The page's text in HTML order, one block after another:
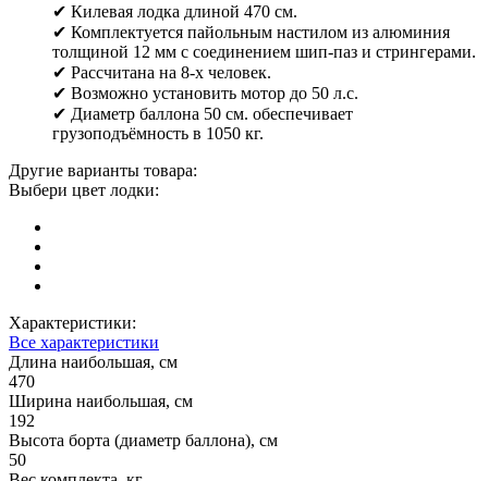
✔ Килевая лодка длиной 470 см.
✔ Комплектуется пайольным настилом из алюминия
толщиной 12 мм с соединением шип-паз и стрингерами.
✔ Рассчитана на 8-х человек.
✔ Возможно установить мотор до 50 л.с.
✔ Диаметр баллона 50 см. обеспечивает
грузоподъёмность в 1050 кг.
Другие варианты товара:
Выбери цвет лодки:
Характеристики:
Все характеристики
Длина наибольшая, см
470
Ширина наибольшая, см
192
Высота борта (диаметр баллона), см
50